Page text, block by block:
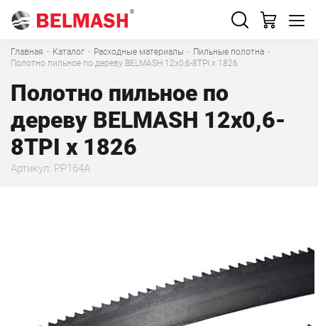
Главная · Каталог · Расходные материалы · Пильные полотна ·
Полотно пильное по дереву BELMASH 12x0,6-8TPI x 1826
Полотно пильное по
дереву BELMASH 12x0,6-
8TPI x 1826
Артикул: PP164A